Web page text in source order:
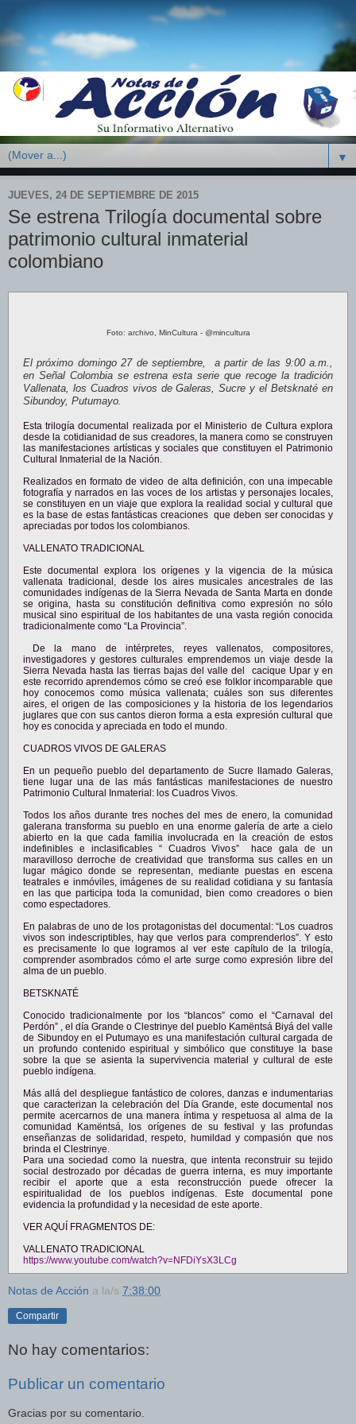
▼
JUEVES, 24 DE SEPTIEMBRE DE 2015
Se estrena Trilogía documental sobre
patrimonio cultural inmaterial
colombiano
Foto: archivo, MinCultura - @mincultura
El próximo domingo 27 de septiembre, a partir de las 9:00 a.m.,
en Señal Colombia se estrena esta serie que recoge la tradición
Vallenata, los Cuadros vivos de Galeras, Sucre y el Betsknaté en
Sibundoy, Putumayo.
Esta trilogía documental realizada por el Ministerio de Cultura explora
desde la cotidianidad de sus creadores, la manera como se construyen
las manifestaciones artísticas y sociales que constituyen el Patrimonio
Cultural Inmaterial de la Nación.
Realizados en formato de video de alta definición, con una impecable
fotografía y narrados en las voces de los artistas y personajes locales,
se constituyen en un viaje que explora la realidad social y cultural que
es la base de estas fantásticas creaciones que deben ser conocidas y
apreciadas por todos los colombianos.
VALLENATO TRADICIONAL
Este documental explora los orígenes y la vigencia de la música
vallenata tradicional, desde los aires musicales ancestrales de las
comunidades indígenas de la Sierra Nevada de Santa Marta en donde
se origina, hasta su constitución definitiva como expresión no sólo
musical sino espiritual de los habitantes de una vasta región conocida
tradicionalmente como “La Provincia”.
De la mano de intérpretes, reyes vallenatos, compositores,
investigadores y gestores culturales emprendemos un viaje desde la
Sierra Nevada hasta las tierras bajas del valle del cacique Upar y en
este recorrido aprendemos cómo se creó ese folklor incomparable que
hoy conocemos como música vallenata; cuáles son sus diferentes
aires, el origen de las composiciones y la historia de los legendarios
juglares que con sus cantos dieron forma a esta expresión cultural que
hoy es conocida y apreciada en todo el mundo.
CUADROS VIVOS DE GALERAS
En un pequeño pueblo del departamento de Sucre llamado Galeras,
tiene lugar una de las más fantásticas manifestaciones de nuestro
Patrimonio Cultural Inmaterial: los Cuadros Vivos.
Todos los años durante tres noches del mes de enero, la comunidad
galerana transforma su pueblo en una enorme galería de arte a cielo
abierto en la que cada familia involucrada en la creación de estos
indefinibles e inclasificables “ Cuadros Vivos” hace gala de un
maravilloso derroche de creatividad que transforma sus calles en un
lugar mágico donde se representan, mediante puestas en escena
teatrales e inmóviles, imágenes de su realidad cotidiana y su fantasía
en las que participa toda la comunidad, bien como creadores o bien
como espectadores.
En palabras de uno de los protagonistas del documental: “Los cuadros
vivos son indescriptibles, hay que verlos para comprenderlos”. Y esto
es precisamente lo que logramos al ver este capítulo de la trilogía,
comprender asombrados cómo el arte surge como expresión libre del
alma de un pueblo.
BETSKNATÉ
Conocido tradicionalmente por los “blancos” como el “Carnaval del
Perdón” , el día Grande o Clestrinye del pueblo Kamëntsá Biyá del valle
de Sibundoy en el Putumayo es una manifestación cultural cargada de
un profundo contenido espiritual y simbólico que constituye la base
sobre la que se asienta la supervivencia material y cultural de este
pueblo indígena.
Más allá del despliegue fantástico de colores, danzas e indumentarias
que caracterizan la celebración del Día Grande, este documental nos
permite acercarnos de una manera íntima y respetuosa al alma de la
comunidad Kamëntsá, los orígenes de su festival y las profundas
enseñanzas de solidaridad, respeto, humildad y compasión que nos
brinda el Clestrinye.
Para una sociedad como la nuestra, que intenta reconstruir su tejido
social destrozado por décadas de guerra interna, es muy importante
recibir el aporte que a esta reconstrucción puede ofrecer la
espiritualidad de los pueblos indígenas. Este documental pone
evidencia la profundidad y la necesidad de este aporte.
VER AQUÍ FRAGMENTOS DE:
VALLENATO TRADICIONAL
https://www.youtube.com/watch?v=NFDiYsX3LCg
Notas de Acción a la/s 7:38:00
Compartir
No hay comentarios:
Publicar un comentario
Gracias por su comentario.